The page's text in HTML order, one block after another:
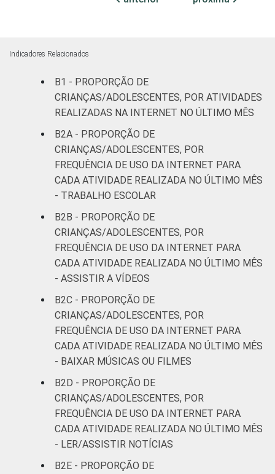
Indicadores Relacionados
B1 - PROPORÇÃO DE
CRIANÇAS/ADOLESCENTES, POR ATIVIDADES
REALIZADAS NA INTERNET NO ÚLTIMO MÊS
B2A - PROPORÇÃO DE
CRIANÇAS/ADOLESCENTES, POR
FREQUÊNCIA DE USO DA INTERNET PARA
CADA ATIVIDADE REALIZADA NO ÚLTIMO MÊS
- TRABALHO ESCOLAR
B2B - PROPORÇÃO DE
CRIANÇAS/ADOLESCENTES, POR
FREQUÊNCIA DE USO DA INTERNET PARA
CADA ATIVIDADE REALIZADA NO ÚLTIMO MÊS
- ASSISTIR A VÍDEOS
B2C - PROPORÇÃO DE
CRIANÇAS/ADOLESCENTES, POR
FREQUÊNCIA DE USO DA INTERNET PARA
CADA ATIVIDADE REALIZADA NO ÚLTIMO MÊS
- BAIXAR MÚSICAS OU FILMES
B2D - PROPORÇÃO DE
CRIANÇAS/ADOLESCENTES, POR
FREQUÊNCIA DE USO DA INTERNET PARA
CADA ATIVIDADE REALIZADA NO ÚLTIMO MÊS
- LER/ASSISTIR NOTÍCIAS
B2E - PROPORÇÃO DE